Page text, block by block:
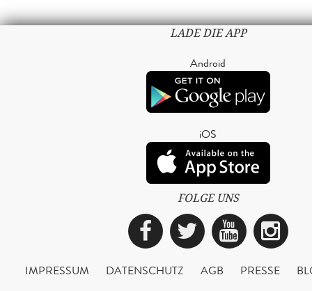
LADE DIE APP
Android
iOS
FOLGE UNS
Facebook
Twitter
IMPRESSUM DATENSCHUTZ AGB PRESSE